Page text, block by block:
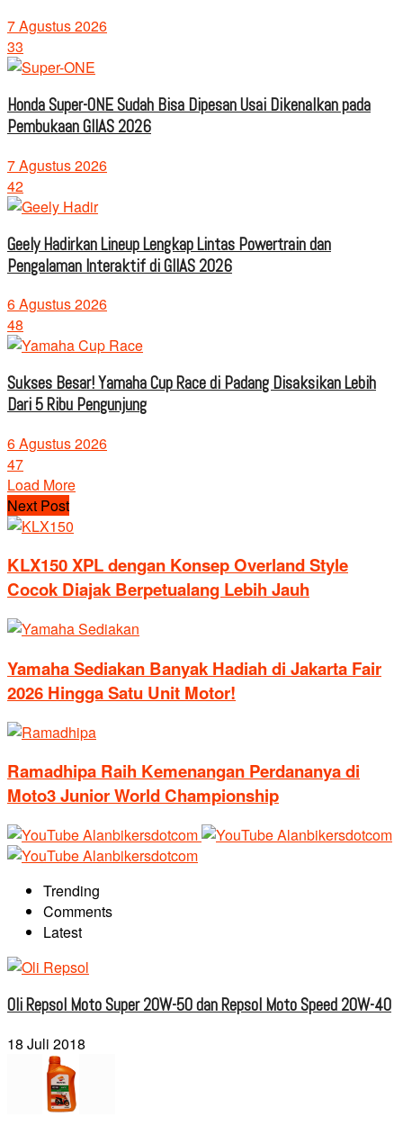
7 Agustus 2026
33
Honda Super-ONE Sudah Bisa Dipesan Usai Dikenalkan pada
Pembukaan GIIAS 2026
7 Agustus 2026
42
Geely Hadirkan Lineup Lengkap Lintas Powertrain dan
Pengalaman Interaktif di GIIAS 2026
6 Agustus 2026
48
Sukses Besar! Yamaha Cup Race di Padang Disaksikan Lebih
Dari 5 Ribu Pengunjung
6 Agustus 2026
47
Load More
Next Post
KLX150 XPL dengan Konsep Overland Style
Cocok Diajak Berpetualang Lebih Jauh
Yamaha Sediakan Banyak Hadiah di Jakarta Fair
2026 Hingga Satu Unit Motor!
Ramadhipa Raih Kemenangan Perdananya di
Moto3 Junior World Championship
Trending
Comments
Latest
Oli Repsol Moto Super 20W-50 dan Repsol Moto Speed 20W-40
18 Juli 2018